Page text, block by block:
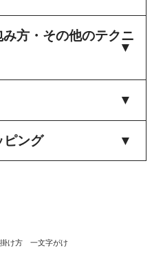
方・その他のテクニ
ピング
掛け方 一文字がけ